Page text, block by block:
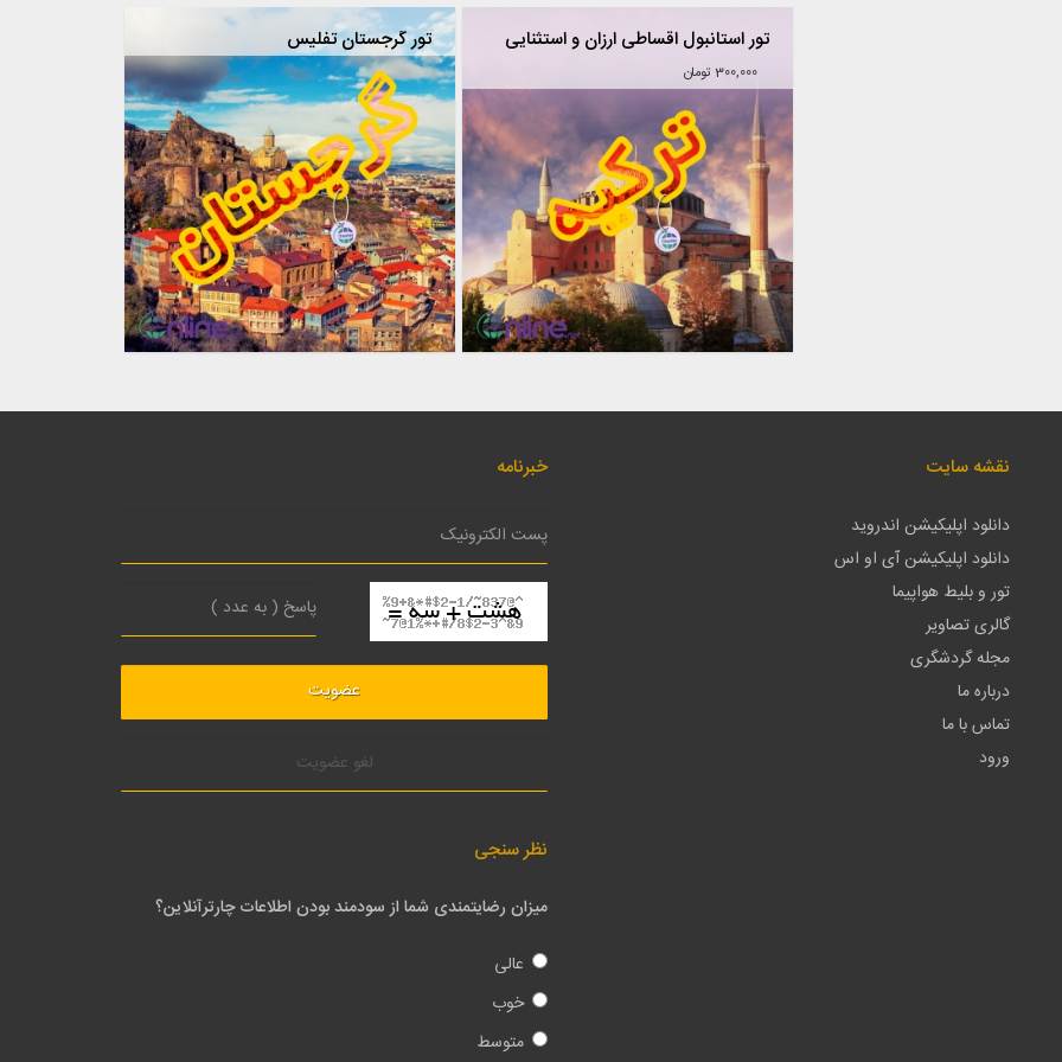
تور گرجستان تفلیس تور استانبول اقساطی ارزان و استثنایی
300,000 تومان
نقشه سایت
دانلود اپلیکیشن اندروید
دانلود اپلیکیشن آی او اس
تور و بلیط هواپیما
گالری تصاویر
مجله گردشگری
درباره ما
تماس با ما
ورود
خبرنامه
لغو عضویت
نظر سنجی
میزان رضایتمندی شما از سودمند بودن اطلاعات چارترآنلاین؟
عالی
خوب
متوسط